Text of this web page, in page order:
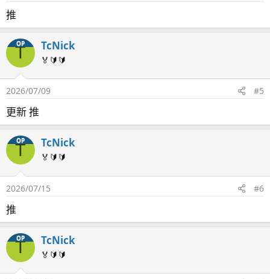
推
OP
T TcNick
🏅🔰🔰
2026/07/09 #5
更新 推
OP
T TcNick
🏅🔰🔰
2026/07/15 #6
推
OP
T TcNick
🏅🔰🔰